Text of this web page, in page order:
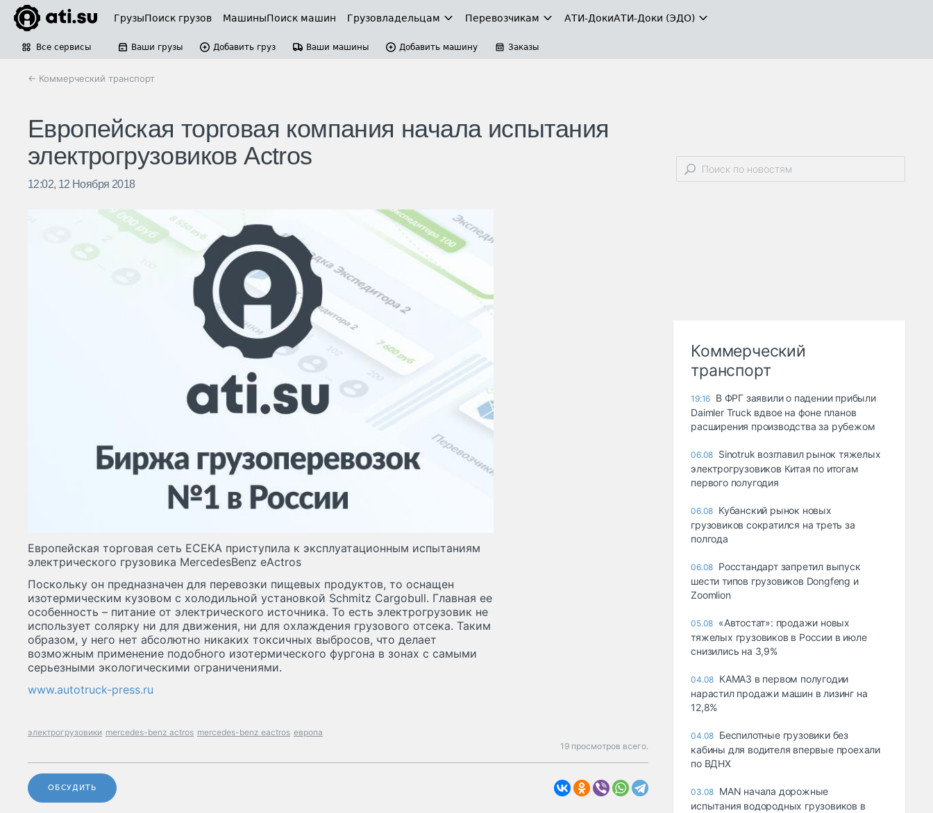
ГрузыПоиск грузов МашиныПоиск машин Грузовладельцам Перевозчикам АТИ-ДокиАТИ-Доки (ЭДО)
Все сервисы Ваши грузы Добавить груз Ваши машины Добавить машину Заказы
← Коммерческий транспорт
Европейская торговая компания начала испытания
электрогрузовиков Actros
12:02, 12 Ноября 2018
Европейская торговая сеть ECEKA приступила к эксплуатационным испытаниям
электрического грузовика Mercedes­Benz eActros
Поскольку он предназначен для перевозки пищевых продуктов, то оснащен
изотермическим кузовом с холодильной установкой Schmitz Cargobull. Главная ее
особенность – питание от электрического источника. То есть электрогрузовик не
использует солярку ни для движения, ни для охлаждения грузового отсека. Таким
образом, у него нет абсолютно никаких токсичных выбросов, что делает
возможным применение подобного изотермического фургона в зонах с самыми
серьезными экологическими ограничениями.
www.autotruck-press.ru
электрогрузовики mercedes-benz actros mercedes-benz eactros европа
19 просмотров всего.
ОБСУДИТЬ
Коммерческий
транспорт
19:16 В ФРГ заявили о падении прибыли
Daimler Truck вдвое на фоне планов
расширения производства за рубежом
06.08 Sinotruk возглавил рынок тяжелых
электрогрузовиков Китая по итогам
первого полугодия
06.08 Кубанский рынок новых
грузовиков сократился на треть за
полгода
06.08 Росстандарт запретил выпуск
шести типов грузовиков Dongfeng и
Zoomlion
05.08 «Автостат»: продажи новых
тяжелых грузовиков в России в июле
снизились на 3,9%
04.08 КАМАЗ в первом полугодии
нарастил продажи машин в лизинг на
12,8%
04.08 Беспилотные грузовики без
кабины для водителя впервые проехали
по ВДНХ
03.08 MAN начала дорожные
испытания водородных грузовиков в